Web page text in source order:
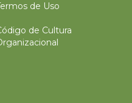
de Uso
de Cultura